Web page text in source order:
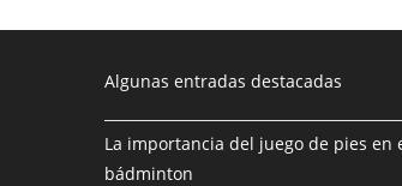
Algunas entradas destacadas
La importancia del juego de pies en
bádminton